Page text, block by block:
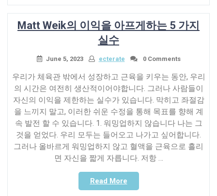
져
는
시
코
체
상
독
감
독
경
쟁
업
체
는
전
가
Matt Weik의 이익을 아프게하는 5 가지
실수
June 5, 2023 ecterate 0 Comments
우리가 체육관 밖에서 성장하고 근육을 키우는 동안, 우리
의 시간은 여전히 생산적이어야합니다. 그러나 사람들이
자신의 이익을 제한하는 실수가 있습니다. 막히고 좌절감
을 느끼지 말고, 이러한 쉬운 수정을 통해 목표를 향해 계
속 발전 할 수 있습니다. 1. 워밍업하지 않습니다 나는 그
것을 얻었다. 우리 모두는 들어오고 나가고 싶어합니다.
그러나 올바르게 워밍업하지 않고 혈액을 근육으로 흘리
면 자신을 짧게 자릅니다. 저항 …
Read More“Matt
Weik